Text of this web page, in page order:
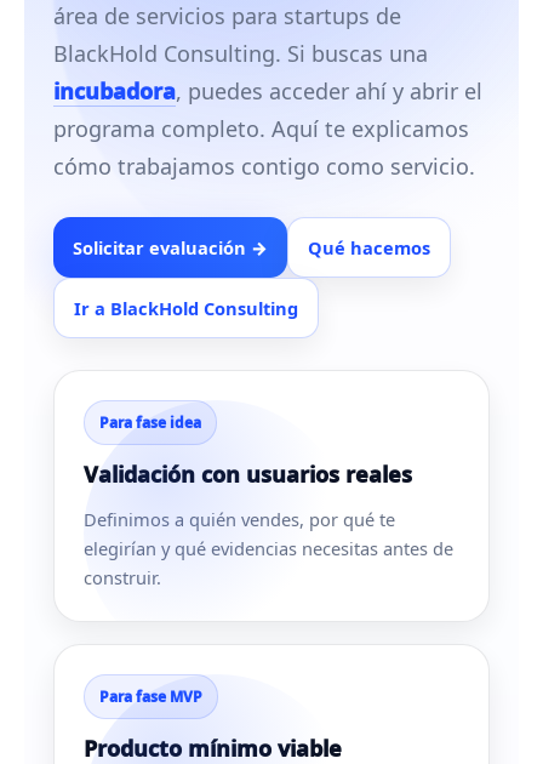
área de servicios para startups de
BlackHold Consulting. Si buscas una
incubadora, puedes acceder ahí y abrir el
programa completo. Aquí te explicamos
cómo trabajamos contigo como servicio.
Solicitar evaluación → Qué hacemos
Ir a BlackHold Consulting
Para fase idea
Validación con usuarios reales
Definimos a quién vendes, por qué te
elegirían y qué evidencias necesitas antes de
construir.
Para fase MVP
Producto mínimo viable